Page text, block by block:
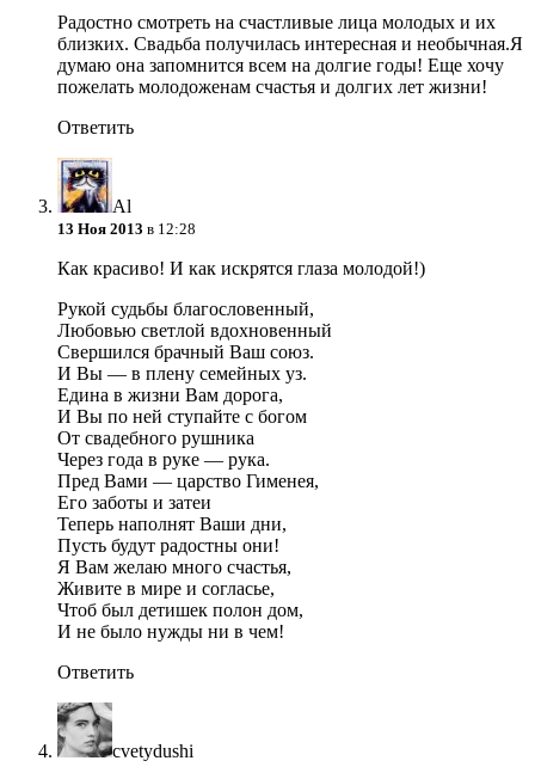
Радостно смотреть на счастливые лица молодых и их
близких. Свадьба получилась интересная и необычная.Я
думаю она запомнится всем на долгие годы! Еще хочу
пожелать молодоженам счастья и долгих лет жизни!
Ответить
Al
13 Ноя 2013 в 12:28
Как красиво! И как искрятся глаза молодой!)
Рукой судьбы благословенный,
Любовью светлой вдохновенный
Свершился брачный Ваш союз.
И Вы — в плену семейных уз.
Едина в жизни Вам дорога,
И Вы по ней ступайте с богом
От свадебного рушника
Через года в руке — рука.
Пред Вами — царство Гименея,
Его заботы и затеи
Теперь наполнят Ваши дни,
Пусть будут радостны они!
Я Вам желаю много счастья,
Живите в мире и согласье,
Чтоб был детишек полон дом,
И не было нужды ни в чем!
Ответить
cvetydushi